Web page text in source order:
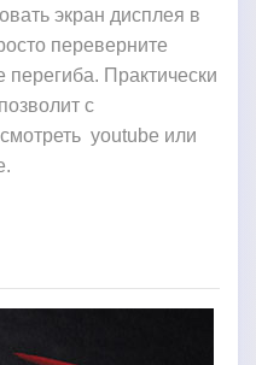
экран дисплея в
переверните
перегиба. Практически
с
youtube или